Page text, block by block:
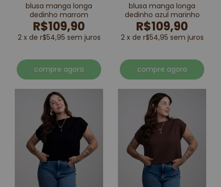
blusa manga longa
dedinho marrom
R$109,90
2 x de r$54,95 sem juros
compre agora
blusa manga longa
dedinho azul marinho
R$109,90
2 x de r$54,95 sem juros
compre agora